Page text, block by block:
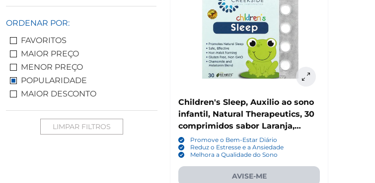
ORDENAR POR:
FAVORITOS
MAIOR PREÇO
MENOR PREÇO
POPULARIDADE
MAIOR DESCONTO
LIMPAR FILTROS
Children's Sleep, Auxilio ao sono
infantil, Natural Therapeutics, 30
comprimidos sabor Laranja,
Creekside
Promove o Bem-Estar Diário
Reduz o Estresse e a Ansiedade
Melhora a Qualidade do Sono
AVISE-ME